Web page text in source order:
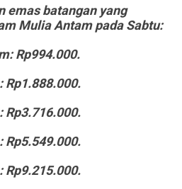
emas batangan yang
Mulia Antam pada Sabtu:
Rp994.000.
Rp1.888.000.
Rp3.716.000.
Rp5.549.000.
Rp9.215.000.